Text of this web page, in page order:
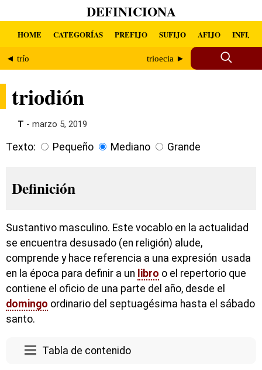
DEFINICIONA
HOME CATEGORÍAS PREFIJO SUFIJO AFIJO INFIJO
◄ trío trioecia ►
triodión
T - marzo 5, 2019
Texto: Pequeño Mediano Grande
Definición
Sustantivo masculino. Este vocablo en la actualidad
se encuentra desusado (en religión) alude,
comprende y hace referencia a una expresión usada
en la época para definir a un libro o el repertorio que
contiene el oficio de una parte del año, desde el
domingo ordinario del septuagésima hasta el sábado
santo.
Tabla de contenido